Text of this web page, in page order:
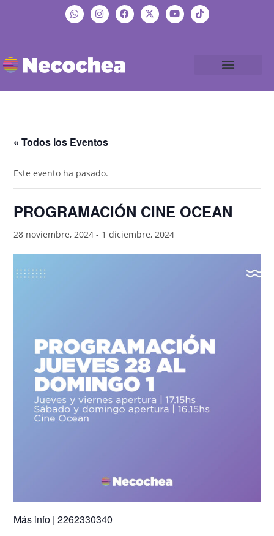
« Todos los Eventos
Este evento ha pasado.
PROGRAMACIÓN CINE OCEAN
28 noviembre, 2024 - 1 diciembre, 2024
Más info | 2262330340